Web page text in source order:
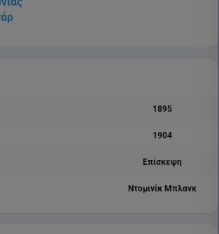
1895
1904
Επίσκεψη
Ντομινίκ Μπλανκ